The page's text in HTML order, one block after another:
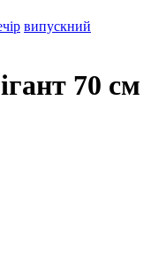
випускний
70 см